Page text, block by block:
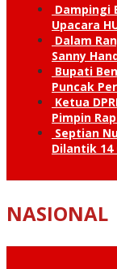
Dampingi
Upacara
Dalam
Sanny
Bupati
Puncak
Ketua
Pimpin
Septian
Dilantik
NASIONAL